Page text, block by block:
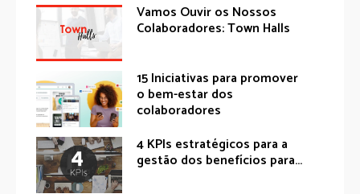
Vamos Ouvir os Nossos
Colaboradores: Town Halls
15 Iniciativas para promover
o bem-estar dos
colaboradores
4 KPIs estratégicos para a
gestão dos benefícios para...